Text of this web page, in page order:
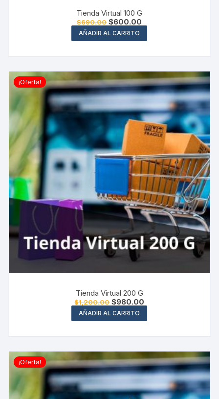
Tienda Virtual 100 G
$690.00 El
precio
original
era:
$600.00
precio
es:
AÑADIR AL CARRITO
¡Oferta!
Tienda Virtual 200 G
$1,200.00 El
precio
original
era:
$980.00
precio
es:
AÑADIR AL CARRITO
¡Oferta!